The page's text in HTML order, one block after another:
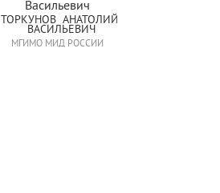
ТОРКУНОВ  АНАТОЛИЙ
ВАСИЛЬЕВИЧ
МГИМО МИД РОССИИ